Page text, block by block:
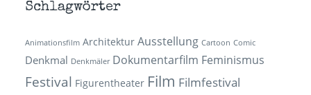
Schlagwörter
Animationsfilm Architektur Ausstellung Cartoon Comic
Denkmal Denkmäler Dokumentarfilm Feminismus
Festival Figurentheater Film Filmfestival